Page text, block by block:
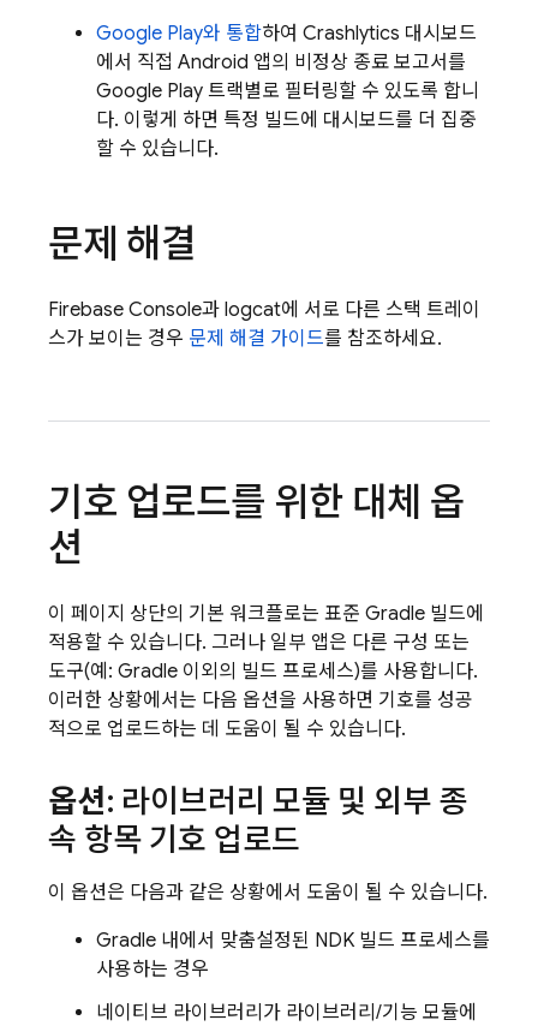
Google Play와 통합하여 Crashlytics 대시보드
에서 직접 Android 앱의 비정상 종료 보고서를
Google Play 트랙별로 필터링할 수 있도록 합니
다. 이렇게 하면 특정 빌드에 대시보드를 더 집중
할 수 있습니다.
문제 해결
Firebase Console과 logcat에 서로 다른 스택 트레이
스가 보이는 경우 문제 해결 가이드를 참조하세요.
기호 업로드를 위한 대체 옵
션
이 페이지 상단의 기본 워크플로는 표준 Gradle 빌드에
적용할 수 있습니다. 그러나 일부 앱은 다른 구성 또는
도구(예: Gradle 이외의 빌드 프로세스)를 사용합니다.
이러한 상황에서는 다음 옵션을 사용하면 기호를 성공
적으로 업로드하는 데 도움이 될 수 있습니다.
옵션: 라이브러리 모듈 및 외부 종
속 항목 기호 업로드
이 옵션은 다음과 같은 상황에서 도움이 될 수 있습니다.
Gradle 내에서 맞춤설정된 NDK 빌드 프로세스를
사용하는 경우
네이티브 라이브러리가 라이브러리/기능 모듈에